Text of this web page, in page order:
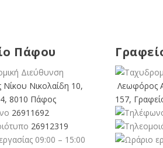
Πάφου
Νικολαίδη 10,
8010 Πάφος
26911692
26912319
09:00 – 15:00
Λεωφόρος
157,